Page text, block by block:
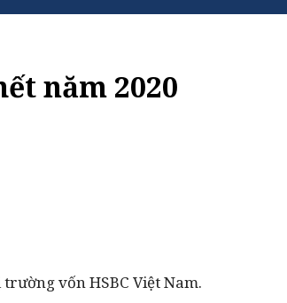
năm 2020
vốn HSBC Việt Nam.